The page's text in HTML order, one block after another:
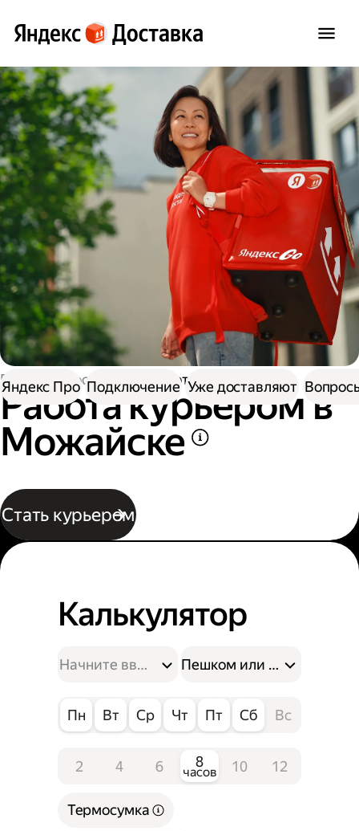
Работа в Доставке Работа курьером
Работа курьером в
Можайске
Стать курьером
Яндекс Про Подключение Уже доставляют
Калькулятор
Пешком или на
Пн Вт Ср Чт Пт Сб Вс
2 4 6 8
часов 10 12
Термосумка